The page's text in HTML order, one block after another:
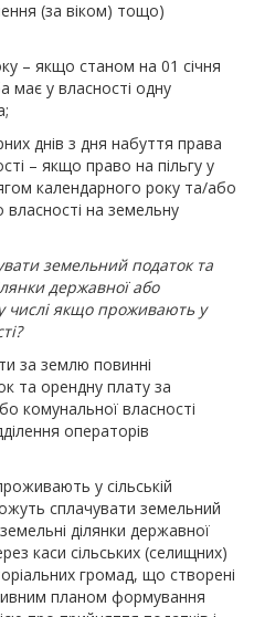
(за віком) тощо)
– якщо станом на 01 січня
має у власності одну
днів з дня набуття права
– якщо право на пільгу у
календарного року та/або
на земельну
земельний податок та
державної або
числі якщо проживають у
за землю повинні
та орендну плату за
комунальної власності
операторів
у сільській
сплачувати земельний
ділянки державної
каси сільських (селищних)
громад, що створені
планом формування